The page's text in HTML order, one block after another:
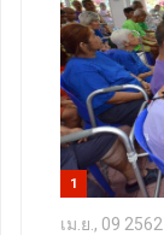
1
เม.ย., 09 2562